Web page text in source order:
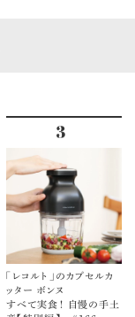
「レコルト」のカプセルカ
ッター ボンヌ
すべて実食！ 自慢の手土